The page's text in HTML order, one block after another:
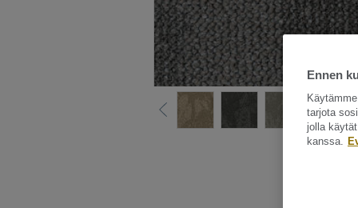
Katso kaikki
Ennen
tarjota
jolla
kanssa.